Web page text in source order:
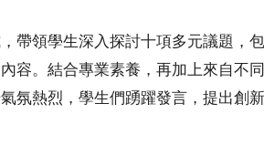
領學生深入探討十項多元議題，
容。結合專業素養，再加上來自不
氛熱烈，學生們踴躍發言，提出創